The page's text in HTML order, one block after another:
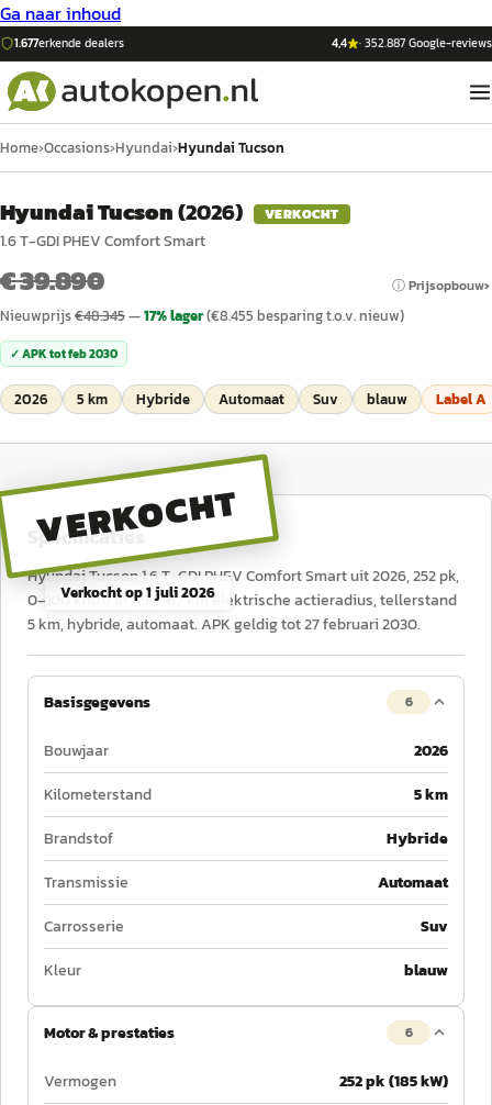
Ga naar inhoud
1.677erkende dealers 4,4 ·352.887Google-reviews
Home›Occasions›Hyundai›Hyundai Tucson
Hyundai Tucson(2026) VERKOCHT
1.6 T-GDI PHEV Comfort Smart
€ 39.890 ⓘ Prijsopbouw
Nieuwprijs€48.345—17% lager(€8.455 besparing t.o.v. nieuw)
✓ APK totfeb 2030
2026 5 km Hybride Automaat Suv blauw LabelA
VERKOCHT
Verkocht op1 juli 2026
Specificaties
Hyundai Tucson 1.6 T-GDI PHEV Comfort Smart uit 2026, 252 pk,
0–100 km/u in 7,9 s, 67 km elektrische actieradius, tellerstand
5 km, hybride, automaat. APK geldig tot 27 februari 2030.
Basisgegevens 6
Bouwjaar
2026
Kilometerstand
5 km
Brandstof
Hybride
Transmissie
Automaat
Carrosserie
Suv
Kleur
blauw
Motor & prestaties 6
Vermogen
252 pk (185 kW)